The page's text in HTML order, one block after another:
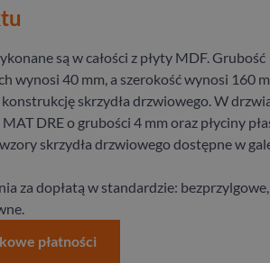
są w całości z płyty MDF. Grubość
wynosi 40 mm, a szerokość wynosi 160
skrzydła drzwiowego. W
DRE o grubości 4 mm oraz płyciny
skrzydła drzwiowego dostępne w
za dopłatą w standardzie: bezprzylgowe,
płatności